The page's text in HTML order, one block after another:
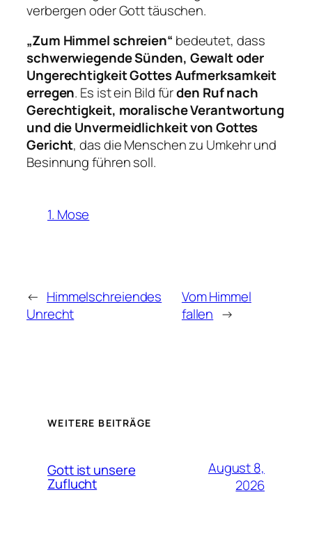
verbergen oder Gott täuschen.
„Zum Himmel schreien“ bedeutet, dass
schwerwiegende Sünden, Gewalt oder
Ungerechtigkeit Gottes Aufmerksamkeit
erregen. Es ist ein Bild fürden Ruf nach
Gerechtigkeit, moralische Verantwortung
und die Unvermeidlichkeit von Gottes
Gericht, das die Menschen zu Umkehr und
Besinnung führen soll.
1. Mose
← Himmelschreiendes
Unrecht
Vom Himmel
fallen →
WEITERE BEITRÄGE
Gott ist unsere
Zuflucht
August 8,
2026